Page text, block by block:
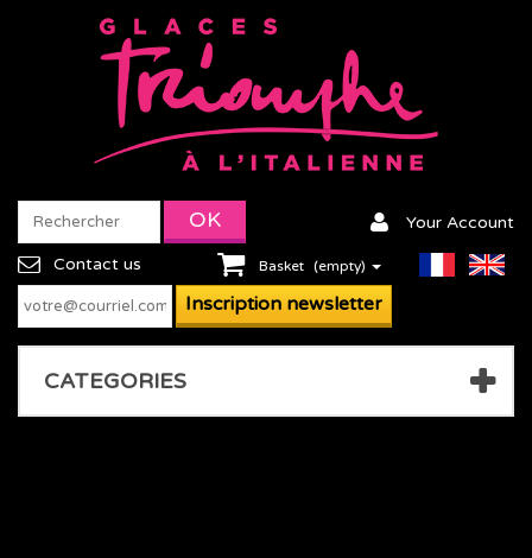
Your Account
Contact us Basket (empty)
CATEGORIES